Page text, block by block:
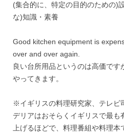
(集合的に、特定の目的のための)
な)知識・素養
Good kitchen equipment is
over and over again.
良い台所用品というのは高価で
やってきます。
※イギリスの料理研究家、テレ
デリアはおそらくイギリスで最も
上げるほどで、料理番組や料理